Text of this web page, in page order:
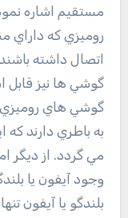
مستقيم اشاره
روميزي که داراي
اتصال داشته
گوشي ها نيز قابل
گوشي هاي روميزي
به باطري دارند که
مي گردد. از ديگر
وجود آيفون يا
بلندگو يا آيفون